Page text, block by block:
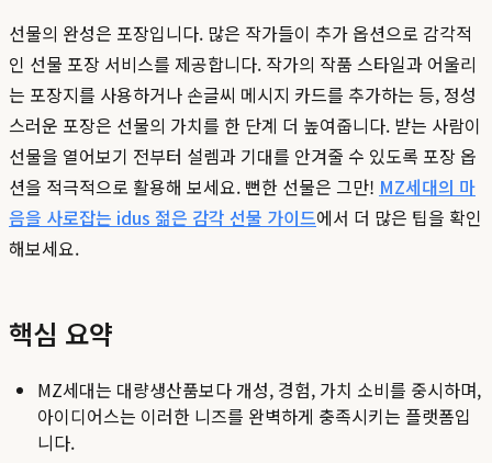
선물의 완성은 포장입니다. 많은 작가들이 추가 옵션으로 감각적
인 선물 포장 서비스를 제공합니다. 작가의 작품 스타일과 어울리
는 포장지를 사용하거나 손글씨 메시지 카드를 추가하는 등, 정성
스러운 포장은 선물의 가치를 한 단계 더 높여줍니다. 받는 사람이
선물을 열어보기 전부터 설렘과 기대를 안겨줄 수 있도록 포장 옵
션을 적극적으로 활용해 보세요. 뻔한 선물은 그만! MZ세대의 마
음을 사로잡는 idus 젊은 감각 선물 가이드에서 더 많은 팁을 확인
해보세요.
핵심 요약
MZ세대는 대량생산품보다 개성, 경험, 가치 소비를 중시하며,
아이디어스는 이러한 니즈를 완벽하게 충족시키는 플랫폼입
니다.